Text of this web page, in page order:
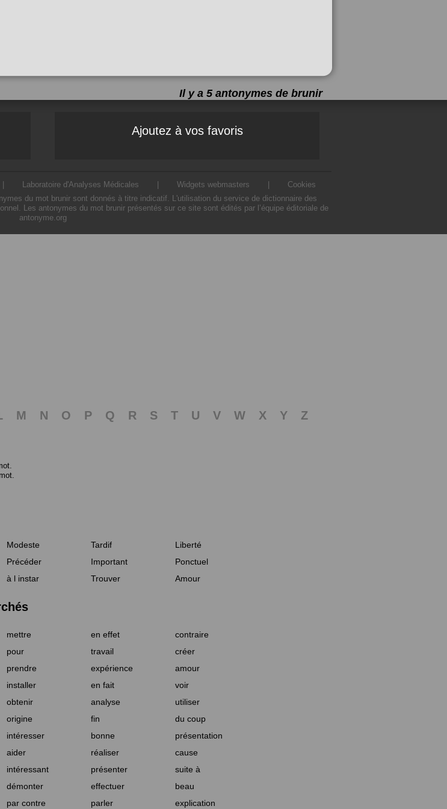
Il y a 5 antonymes de brunir
Ajoutez à vos favoris
Laboratoire d'Analyses Médicales Widgets webmasters
Cookies
du mot brunir sont donnés à titre indicatif. L'utilisation du service de dictionnaire des
Les antonymes du mot brunir présentés sur ce site sont édités par l’équipe éditoriale de
antonyme.org
M N O P Q R S T U V W X Y
Z
Modeste Tardif
Liberté
Précéder Important
Ponctuel
à l instar Trouver Amour
mettre en effet
contraire
pour travail
créer
prendre expérience
amour
installer en fait
voir
obtenir analyse
utiliser
origine fin
du coup
intéresser bonne
présentation
aider réaliser
cause
intéressant présenter
suite à
démonter effectuer
beau
par contre parler explication